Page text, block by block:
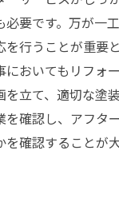
要です。万が一
を行うことが重要
においてもリフォ
立て、適切な塗
確認し、アフタ
確認することが大